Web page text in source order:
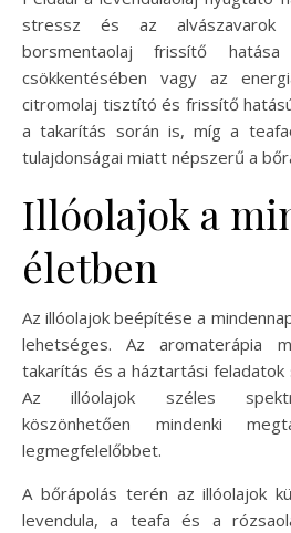
stressz és az alvászavarok
borsmentaolaj frissítő
csökkentésében vagy az
citromolaj tisztító és frissítő
a takarítás során is, míg a
tulajdonságai miatt népszerű a
Illóolajok a
életben
Az illóolajok beépítése a
lehetséges. Az aromaterápia
takarítás és a háztartási feladatok
Az illóolajok széles
köszönhetően mindenki
legmegfelelőbbet.
A bőrápolás terén az illóolajok
levendula, a teafa és a